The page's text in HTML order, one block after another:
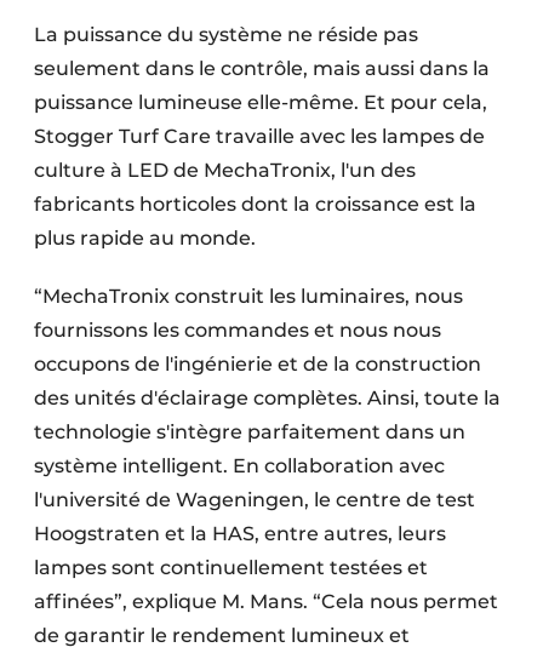
La puissance du système ne réside pas
seulement dans le contrôle, mais aussi dans la
puissance lumineuse elle-même. Et pour cela,
Stogger Turf Care travaille avec les lampes de
culture à LED de MechaTronix, l'un des
fabricants horticoles dont la croissance est la
plus rapide au monde.
“MechaTronix construit les luminaires, nous
fournissons les commandes et nous nous
occupons de l'ingénierie et de la construction
des unités d'éclairage complètes. Ainsi, toute la
technologie s'intègre parfaitement dans un
système intelligent. En collaboration avec
l'université de Wageningen, le centre de test
Hoogstraten et la HAS, entre autres, leurs
lampes sont continuellement testées et
affinées”, explique M. Mans. “Cela nous permet
de garantir le rendement lumineux et